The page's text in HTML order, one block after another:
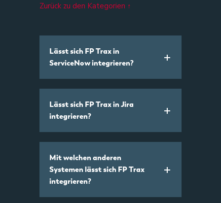
Zurück zu den Kategorien ↑
Lässt sich FP Trax in
ServiceNow integrieren?
Lässt sich FP Trax in Jira
integrieren?
Mit welchen anderen
Systemen lässt sich FP Trax
integrieren?